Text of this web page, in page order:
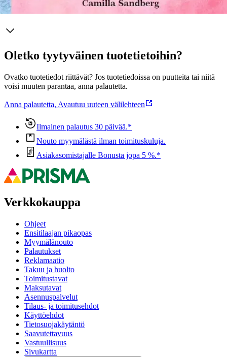
Ominaisuudet
Oletko tyytyväinen tuotetietoihin?
Ovatko tuotetiedot riittävät? Jos tuotetiedoissa on puutteita tai niitä
voisi muuten parantaa, anna palautetta.
Anna palautetta, Avautuu uuteen välilehteen
Ilmainen palautus 30 päivää.*
Nouto myymälästä ilman toimituskuluja.
Asiakasomistajalle Bonusta jopa 5 %.*
Verkkokauppa
Ohjeet
Ensitilaajan pikaopas
Myymälänouto
Palautukset
Reklamaatio
Takuu ja huolto
Toimitustavat
Maksutavat
Asennuspalvelut
Tilaus- ja toimitusehdot
Käyttöehdot
Tietosuojakäytäntö
Saavutettavuus
Vastuullisuus
Sivukartta